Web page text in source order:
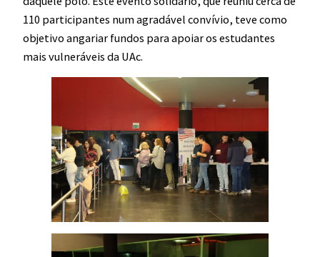
110 participantes num agradável convívio, teve como
objetivo angariar fundos para apoiar os estudantes
mais vulneráveis da UAc.